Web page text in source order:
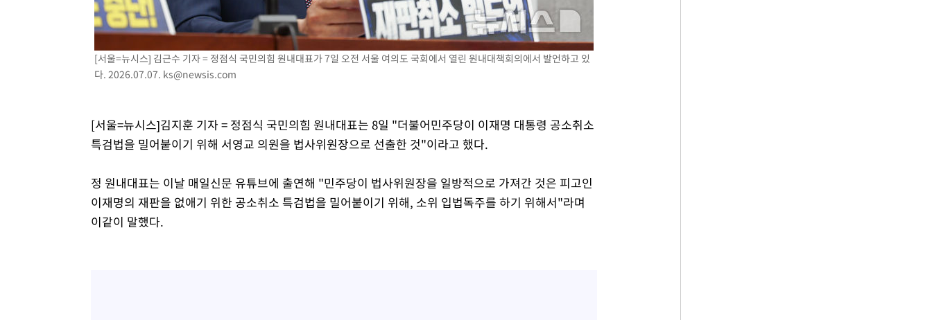
[서울=뉴시스] 김근수 기자 = 정점식 국민의힘 원내대표가 7일 오전 서울 여의도 국회에서 열린 원내대책회의에서 발언하고 있
다. 2026.07.07. ks@newsis.com
[서울=뉴시스]김지훈 기자 = 정점식 국민의힘 원내대표는 8일 "더불어민주당이 이재명 대통령 공소취소
특검법을 밀어붙이기 위해 서영교 의원을 법사위원장으로 선출한 것"이라고 했다.
정 원내대표는 이날 매일신문 유튜브에 출연해 "민주당이 법사위원장을 일방적으로 가져간 것은 피고인
이재명의 재판을 없애기 위한 공소취소 특검법을 밀어붙이기 위해, 소위 입법독주를 하기 위해서"라며
이같이 말했다.